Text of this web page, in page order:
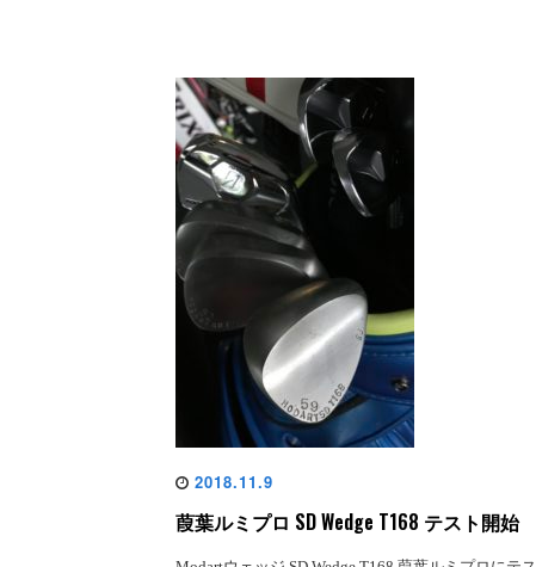
2018.11.9
葭葉ルミプロ SD Wedge T168 テスト開始